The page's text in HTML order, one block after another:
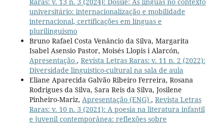
universitário: internacionalização e mobilidade
internacional, certificações em línguas e
plurilinguismo
Bruno Rafael Costa Venâncio da Silva, Margarita
Isabel Asensio Pastor, Moisés Llopis i Alarcón,
Apresentação , Revista Letras Raras: v. 11 n. 2 (2022):
Diversidade linguístico-cultural na sala de aula
Eliane Aparecida Galvão Ribeiro Ferreira, Rosana
Rodrigues da Silva, Sara Reis da Silva, Josilene
Pinheiro-Mariz, Apresentação (ENG) , Revista Letras
Raras: v. 10 n. 3 (2021): A poesia na literatura infantil
e juvenil contemporânea: reflexões sobre